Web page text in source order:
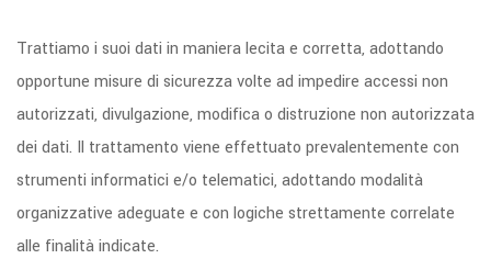
Trattiamo i suoi dati in maniera lecita e corretta, adottando
opportune misure di sicurezza volte ad impedire accessi non
autorizzati, divulgazione, modifica o distruzione non autorizzata
dei dati. Il trattamento viene effettuato prevalentemente con
strumenti informatici e/o telematici, adottando modalità
organizzative adeguate e con logiche strettamente correlate
alle finalità indicate.